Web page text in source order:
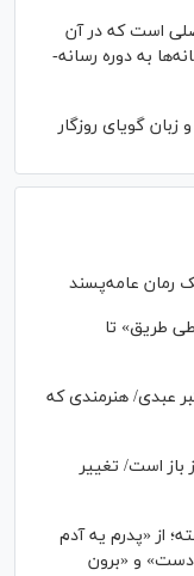
است که در آن
به دوره رسانه-
گویای روزگار
رمان عامه‌پسند
طریق» تا
عبدی/ هنرمندی که
است/ تغییر
از «پدرم یه آدم
دست» و «برون